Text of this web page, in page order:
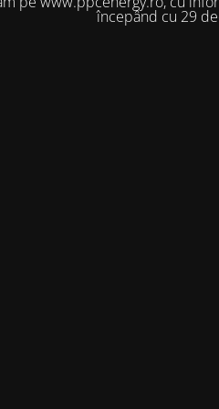
începând cu 29